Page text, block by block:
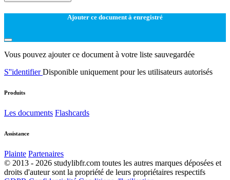
Ajouter ce document à enregistré
Vous pouvez ajouter ce document à votre liste sauvegardée
S''identifierDisponible uniquement pour les utilisateurs autorisés
Produits
Les documents Flashcards
Assistance
Plainte Partenaires
© 2013 - 2026 studylibfr.com toutes les autres marques déposées et
droits d'auteur sont la propriété de leurs propriétaires respectifs